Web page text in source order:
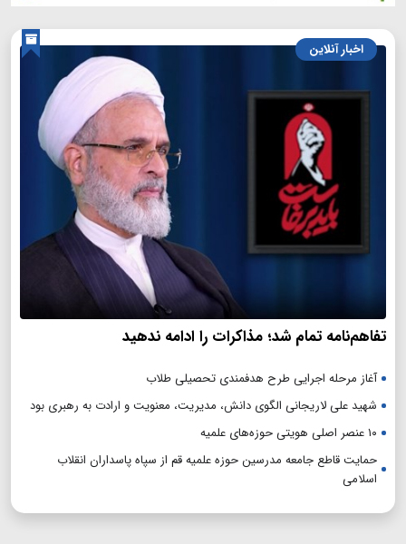
اخبار آنلاین
تفاهم‌نامه تمام شد؛ مذاکرات را ادامه ندهید
آغاز مرحله اجرایی طرح هدفمندی تحصیلی طلاب
شهید علی لاریجانی الگوی دانش، مدیریت، معنویت و ارادت به رهبری بود
۱۰ عنصر اصلی هویتی حوزه‌های علمیه
حمایت قاطع جامعه مدرسین حوزه علمیه قم از سپاه پاسداران انقلاب
اسلامی